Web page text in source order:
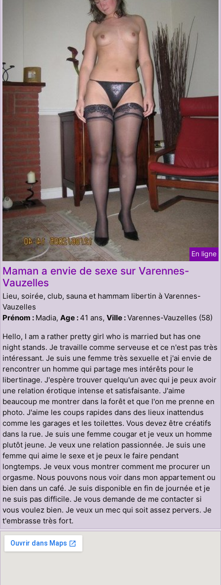
En ligne
Maman a envie de sexe sur Varennes-
Vauzelles
Lieu, soirée, club, sauna et hammam libertin à Varennes-
Vauzelles
Prénom : Madia, Age : 41 ans, Ville :Varennes-Vauzelles (58)
Hello, I am a rather pretty girl who is married but has one
night stands. Je travaille comme serveuse et ce n'est pas très
intéressant. Je suis une femme très sexuelle et j'ai envie de
rencontrer un homme qui partage mes intérêts pour le
libertinage. J'espère trouver quelqu'un avec qui je peux avoir
une relation érotique intense et satisfaisante. J'aime
beaucoup me montrer dans la forêt et que l'on me prenne en
photo. J'aime les coups rapides dans des lieux inattendus
comme les garages et les toilettes. Vous devez être créatifs
dans la rue. Je suis une femme cougar et je veux un homme
plutôt jeune. Je veux une relation passionnée. Je suis une
femme qui aime le sexe et je peux le faire pendant
longtemps. Je veux vous montrer comment me procurer un
orgasme. Nous pouvons nous voir dans mon appartement ou
bien dans un café. Je suis disponible en fin de journée et je
ne suis pas difficile. Je vous demande de me contacter si
vous voulez bien. Je veux un mec qui soit assez pervers. Je
t'embrasse très fort.